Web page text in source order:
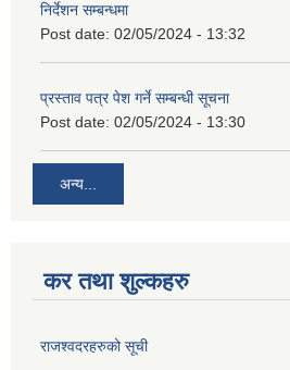
निर्देशन सम्बन्धमा
Post date: 02/05/2024 - 13:32
प्रस्ताव पत्र पेश गर्ने सम्बन्धी सूचना
Post date: 02/05/2024 - 13:30
अन्य...
कर तथा शुल्कहरु
राजश्वदरहरुको सूची